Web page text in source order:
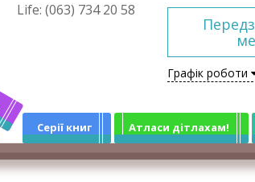
Life: (063) 734 20 58
Графік роботи
Серії книг Атласи дітлахам!